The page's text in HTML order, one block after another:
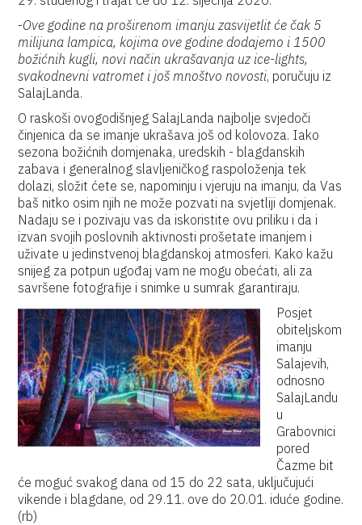
-Ove godine na proširenom imanju zasvijetlit će čak 5
milijuna lampica, kojima ove godine dodajemo i 1500
božićnih kugli, novi način ukrašavanja uz ice-lights,
svakodnevni vatromet i još mnoštvo novosti, poručuju iz
SalajLanda.
O raskoši ovogodišnjeg SalajLanda najbolje svjedoči
činjenica da se imanje ukrašava još od kolovoza. Iako
sezona božićnih domjenaka, uredskih - blagdanskih
zabava i generalnog slavljeničkog raspoloženja tek
dolazi, složit ćete se, napominju i vjeruju na imanju, da Vas
baš nitko osim njih ne može pozvati na svjetliji domjenak.
Nadaju se i pozivaju vas da iskoristite ovu priliku i da i
izvan svojih poslovnih aktivnosti prošetate imanjem i
uživate u jedinstvenoj blagdanskoj atmosferi. Kako kažu
snijeg za potpun ugođaj vam ne mogu obećati, ali za
savršene fotografije i snimke u sumrak garantiraju.
Posjet
obiteljskom
imanju
Salajevih,
odnosno
SalajLandu
u
Grabovnici
pored
Čazme bit
će moguć svakog dana od 15 do 22 sata, uključujući
vikende i blagdane, od 29.11. ove do 20.01. iduće godine.
(rb)